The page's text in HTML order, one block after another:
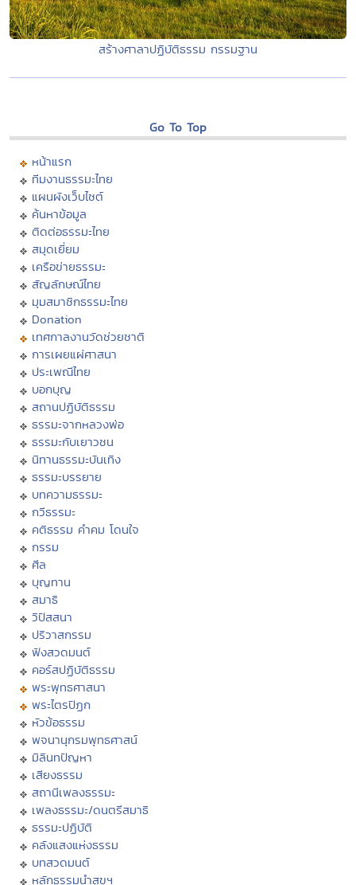
สร้างศาลาปฏิบัติธรรม กรรมฐาน
Go To Top
หน้าแรก
ทีมงานธรรมะไทย
แผนผังเว็บไซต์
ค้นหาข้อมูล
ติดต่อธรรมะไทย
สมุดเยี่ยม
เครือข่ายธรรมะ
สัญลักษณ์ไทย
มุมสมาชิกธรรมะไทย
Donation
เทศกาลงานวัดช่วยชาติ
การเผยแผ่ศาสนา
ประเพณีไทย
บอกบุญ
สถานปฏิบัติธรรม
ธรรมะจากหลวงพ่อ
ธรรมะกับเยาวชน
นิทานธรรมะบันเทิง
ธรรมะบรรยาย
บทความธรรมะ
กวีธรรมะ
คติธรรม คำคม โดนใจ
กรรม
ศีล
บุญทาน
สมาธิ
วิปัสสนา
ปริวาสกรรม
ฟังสวดมนต์
คอร์สปฏิบัติธรรม
พระพุทธศาสนา
พระไตรปิฏก
หัวข้อธรรม
พจนานุกรมพุทธศาสน์
มิลินทปัญหา
เสียงธรรม
สถานีเพลงธรรมะ
เพลงธรรมะ/ดนตรีสมาธิ
ธรรมะปฏิบัติ
คลังแสงแห่งธรรม
บทสวดมนต์
หลักธรรมนำสุขฯ